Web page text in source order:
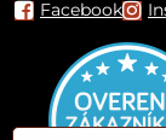
Facebook